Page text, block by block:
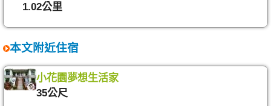
1.02公里
本文附近住宿
小花園夢想生活家
35公尺